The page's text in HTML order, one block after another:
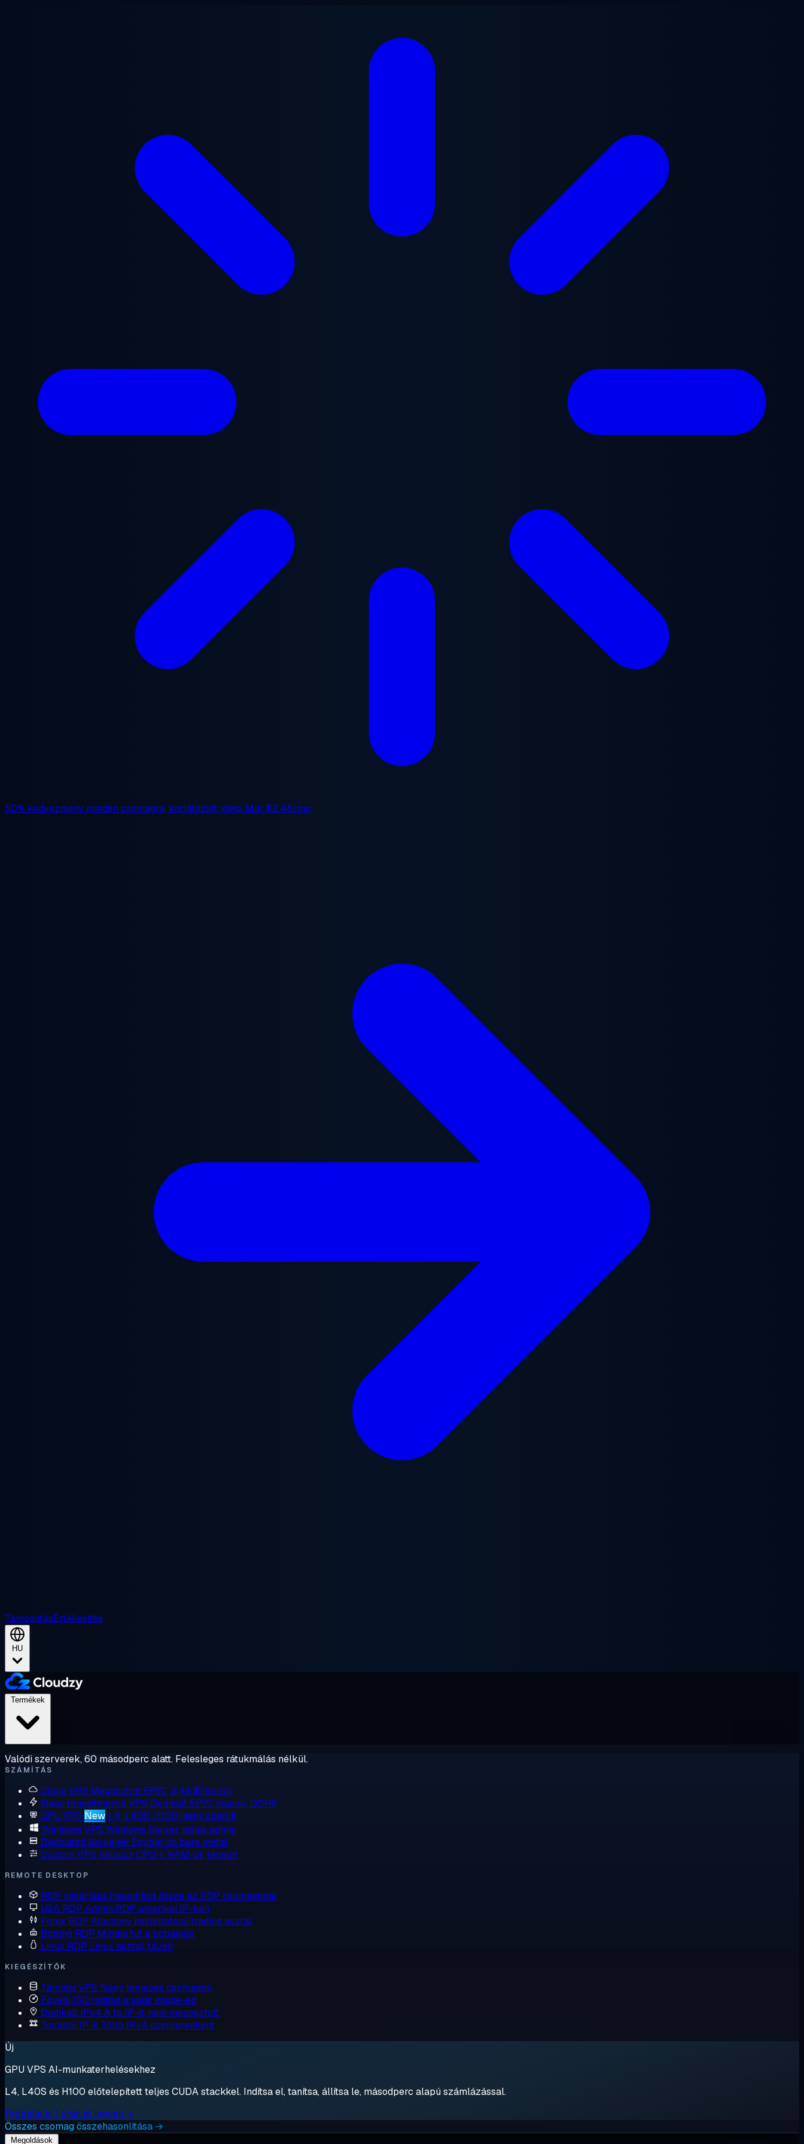
50% kedvezmény minden csomagra, korlátozott ideig. Már $2.48/mo
TámogatásÉrtékesítés
HU
Valódi szerverek, 60 másodperc alatt. Felesleges rátukmálás nélkül.
SZÁMÍTÁS
Cloud VPS Megosztott EPYC, 2,48 $/hó-tól
Nagy teljesítményű VPS Dedikált EPYC magok, DDR5
GPU VPS New L4, L40S, H100 igény szerint
Windows VPS Windows Server, teljes admin
Dedicated Serverek Egybérlős bare metal
Custom VPS Válassz CPU-t, RAM-ot, lemezt
REMOTE DESKTOP
RDP vásárlása Hasonlítsd össze az RDP csomagokat
USA RDP Admin RDP amerikai IP-ken
Forex RDP Alacsony késleltetésű trading asztal
Botting RDP Mindig fut a botjainak
Linux RDP Linux asztal, távoli
KIEGÉSZÍTŐK
Tárolási VPS Nagy lemezes csomagok
Egyedi ISO Indítsd a saját image-ed
Dedikált IPv4 A te IP-d, nem megosztott
További IP-k Több IPv4 szerverenként
Új
GPU VPS AI-munkaterhelésekhez
L4, L40S és H100 előtelepített teljes CUDA stackkel. Indítsa el, tanítsa, állítsa le, másodperc alapú számlázással.
Próbálja ki 1 órán át ingyen →
Összes csomag összehasonlítása →